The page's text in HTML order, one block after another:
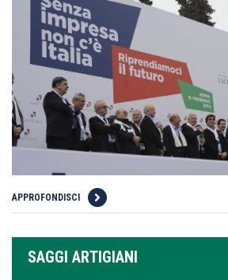
APPROFONDISCI
SAGGI ARTIGIANI